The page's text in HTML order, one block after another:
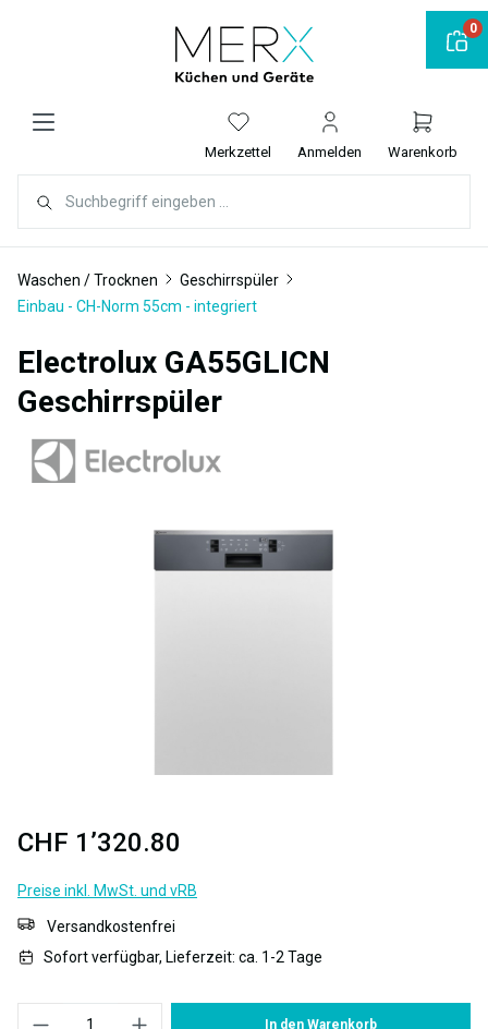
Merkzettel Anmelden Warenkorb
Waschen / Trocknen
Geschirrspüler
Einbau - CH-Norm 55cm - integriert
Electrolux GA55GLICN
Geschirrspüler
Bildergalerie überspringen
CHF 1’320.80
Preise inkl. MwSt. und vRB
Versandkostenfrei
Sofort verfügbar, Lieferzeit: ca. 1-2 Tage
In den Warenkorb
0